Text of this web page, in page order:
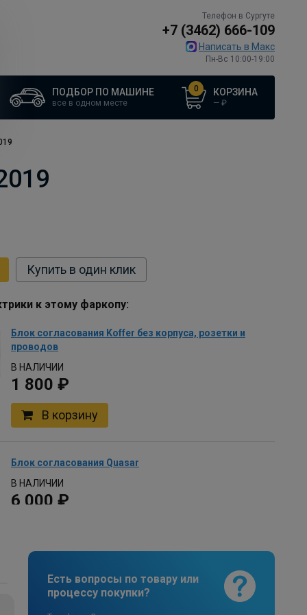
Телефон в Сургуте
+7 (3462) 666-109
Написать в Макс
Пн-Вс 10:00-19:00
ПОДБОР ПО МАШИНЕ
все в одном месте
0 КОРЗИНА
— ₽
Купить в один клик
к этому фаркопу:
Блок согласования Koffer без корпуса, розетки и
проводов
В НАЛИЧИИ
1 800 ₽
В корзину
Блок согласования Quasar
В НАЛИЧИИ
6 000 ₽
Комплект универсальной электрики Koffer с
блоком согласования 7-пин
Есть вопросы по товару или
процессу покупки?